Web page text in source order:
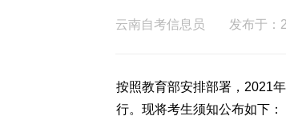
云南自考信息员 发布于：
按照教育部安排部署，2021
行。现将考生须知公布如下：